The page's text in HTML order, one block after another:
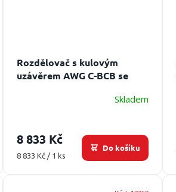
Rozdělovač s kulovým
uzávěrem AWG C-BCB se
Skladem
8 833 Kč
Měrná
8 833 Kč / 1 ks
Do košíku